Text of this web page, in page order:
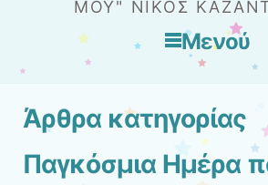
ΜΟΥ" ΝΊΚΟΣ
Μενού
Μετάβαση στο περιεχόμενο
Άρθρα κατηγορίας
Παγκόσμια Ημέρα